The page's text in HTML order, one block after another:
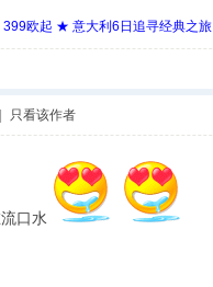
欧起 ★ 意大利6日追寻经典之旅
只看该作者
口水